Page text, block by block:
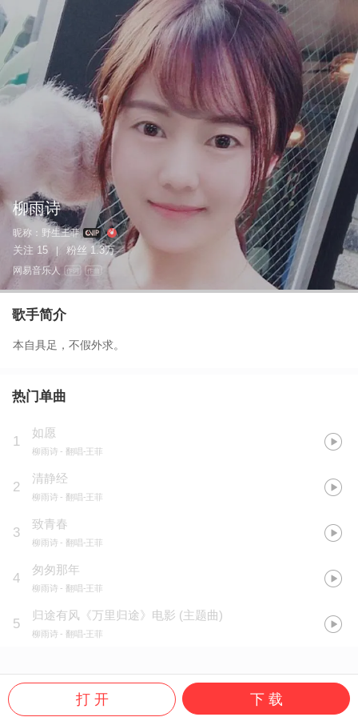
柳雨诗
昵称： 野生王菲
关注 15 粉丝 1.3万
网易音乐人 作词 作曲
歌手简介
本自具足，不假外求。
热门单曲
1
如愿
柳雨诗 - 翻唱-王菲
2
清静经
柳雨诗 - 翻唱-王菲
3
致青春
柳雨诗 - 翻唱-王菲
4
匆匆那年
柳雨诗 - 翻唱-王菲
5
归途有风《万里归途》电影 (主题曲)
柳雨诗 - 翻唱-王菲
打 开 下 载